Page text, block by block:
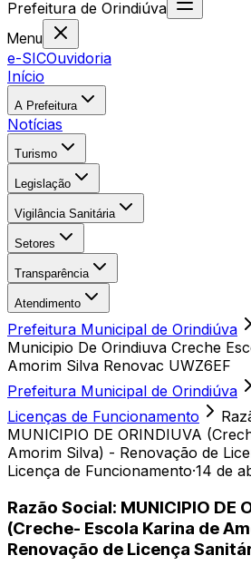
Prefeitura de Orindiúva
Menu
e-SICOuvidoria
Início
A Prefeitura
Notícias
Turismo
Legislação
Vigilância Sanitária
Setores
Transparência
Atendimento
Prefeitura Municipal de Orindiúva
Municipio De Orindiuva Creche
Amorim Silva Renovac UWZ6EF
Prefeitura Municipal de Orindiúva
Licenças de Funcionamento
MUNICIPIO DE ORINDIUVA
Amorim Silva) - Renovação de
Licença de Funcionamento·14 de
Razão Social: MUNICIPIO DE
(Creche- Escola Karina de
Renovação de Licença